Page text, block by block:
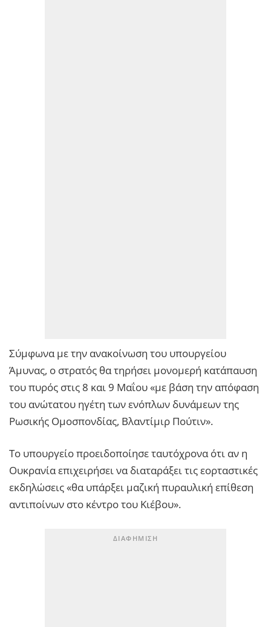
Σύμφωνα με την ανακοίνωση του υπουργείου
Άμυνας, ο στρατός θα τηρήσει μονομερή κατάπαυση
του πυρός στις 8 και 9 Μαΐου «με βάση την απόφαση
του ανώτατου ηγέτη των ενόπλων δυνάμεων της
Ρωσικής Ομοσπονδίας, Βλαντίμιρ Πούτιν».
Το υπουργείο προειδοποίησε ταυτόχρονα ότι αν η
Ουκρανία επιχειρήσει να διαταράξει τις εορταστικές
εκδηλώσεις «θα υπάρξει μαζική πυραυλική επίθεση
αντιποίνων στο κέντρο του Κιέβου».